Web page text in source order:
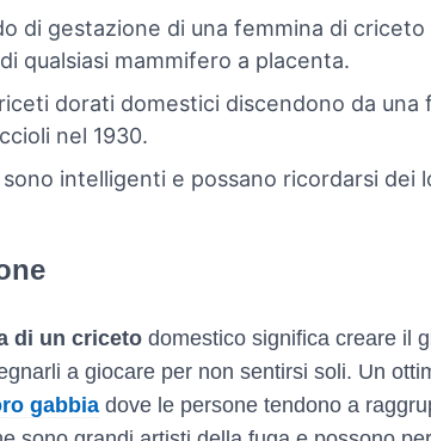
di gestazione di una femmina di
qualsiasi mammifero a placenta.
dorati domestici discendono da
nel 1930.
intelligenti e possano ricordarsi dei
di un criceto domestico significa creare il
a giocare per non sentirsi soli. Un
gabbia dove le persone tendono a